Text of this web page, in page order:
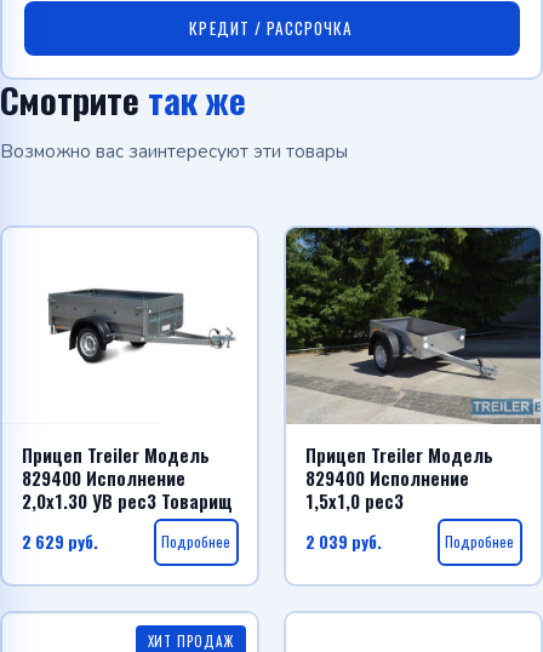
КРЕДИТ / РАССРОЧКА
Смотрите так же
Возможно вас заинтересуют эти товары
Прицеп Treiler Модель
829400 Исполнение
2,0х1.30 УВ рес3 Товарищ
2 629 руб. Подробнее
Прицеп Treiler Модель
829400 Исполнение
1,5х1,0 рес3
2 039 руб. Подробнее
ХИТ ПРОДАЖ